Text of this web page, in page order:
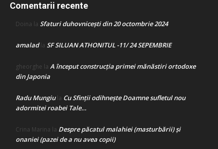
Comentarii recente
Doina la Sfaturi duhovnicești din 20 octombrie 2024
amaladla SF SILUAN ATHONITUL -11/ 24 SEPEMBRIE
gheorghe la A început construcţia primei mănăstiri ortodoxe
din Japonia
Radu Mungiula Cu Sfinții odihnește Doamne sufletul nou
adormitei roabei Tale…
Crina Marina la Despre păcatul malahiei (masturbării) şi
onaniei (pazei de a nu avea copii)